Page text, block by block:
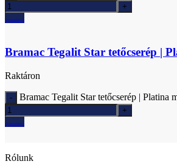
Ajánlatkérés
Bramac Tegalit Star tetőcserép |
Raktáron
Bramac Tegalit Star tetőcserép | Platina
Ajánlatkérés
Rólunk